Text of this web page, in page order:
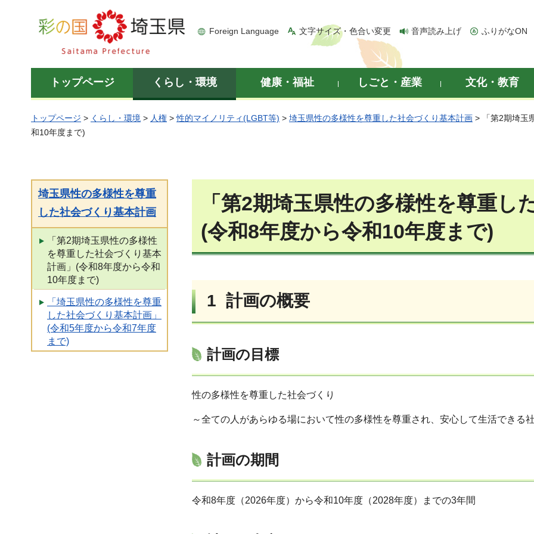
彩の国 埼玉県
Foreign Language 文字サイズ・色合い変更 音声読み上げ ふりがなON
トップページ くらし・環境 健康・福祉 しごと・産業 文化・教育
トップページ > くらし・環境 > 人権 >性的マイノリティ(LGBT等) > 埼玉県性の多様性を尊重した社会づくり基本計画 > 「第2期埼玉
和10年度まで)
埼玉県性の多様性を尊重
した社会づくり基本計画
「第2期埼玉県性の多様性
を尊重した社会づくり基本
計画」(令和8年度から令和
10年度まで)
「埼玉県性の多様性を尊重
した社会づくり基本計画」
(令和5年度から令和7年度
まで)
「第2期埼玉県性の多様性を尊重し
(令和8年度から令和10年度まで)
1 計画の概要
計画の目標
性の多様性を尊重した社会づくり
～全ての人があらゆる場において性の多様性を尊重され、安心して生活できる
計画の期間
令和8年度（2026年度）から令和10年度（2028年度）までの3年間